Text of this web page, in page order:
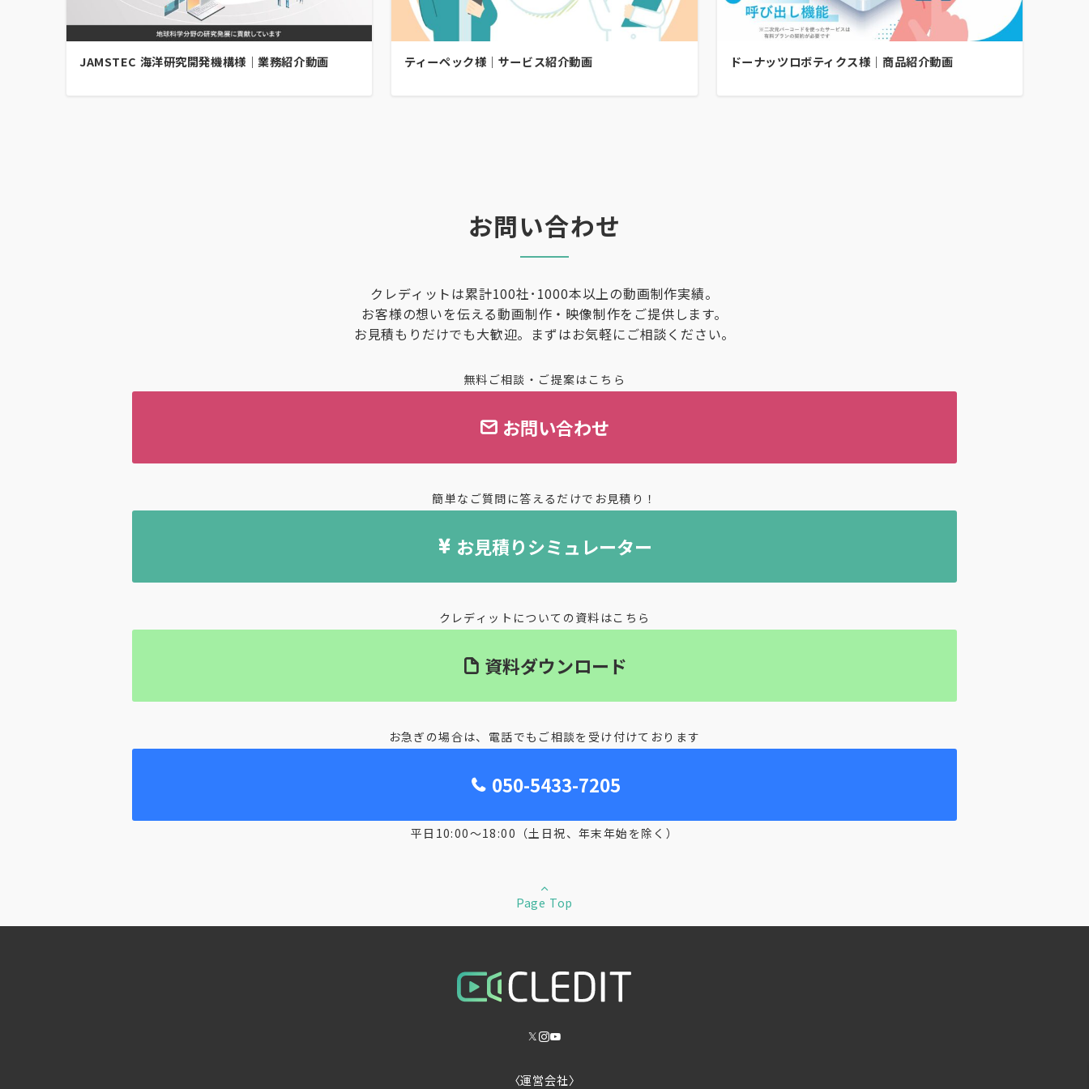
JAMSTEC 海洋研究開発機構様｜業務紹介動画 ティーペック様｜サービス紹介動画 ドーナッツロボティクス様｜商品紹介動画
お問い合わせ
クレディットは累計100社･1000本以上の動画制作実績。
お客様の想いを伝える動画制作・映像制作をご提供します。
お見積もりだけでも大歓迎。まずはお気軽にご相談ください。
無料ご相談・ご提案はこちら
お問い合わせ
簡単なご質問に答えるだけでお見積り！
お見積りシミュレーター
クレディットについての資料はこちら
資料ダウンロード
お急ぎの場合は、電話でもご相談を受け付けております
050-5433-7205
平日10:00～18:00（土日祝、年末年始を除く）
Page Top
〈運営会社〉